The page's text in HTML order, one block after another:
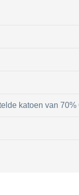
katoen van